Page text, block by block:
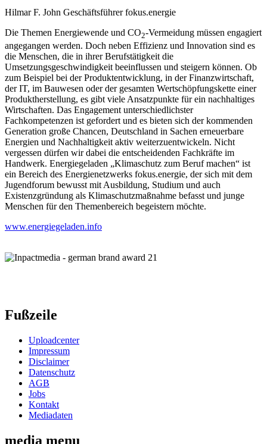
Hilmar F. John Geschäftsführer fokus.energie
Die Themen Energiewende und CO2-Vermeidung müssen engagiert
angegangen werden. Doch neben Effizienz und Innovation sind es
die Menschen, die in ihrer Berufstätigkeit die
Umsetzungsgeschwindigkeit beeinflussen und steigern können. Ob
zum Beispiel bei der Produktentwicklung, in der Finanzwirtschaft,
der IT, im Bauwesen oder der gesamten Wertschöpfungskette einer
Produktherstellung, es gibt viele Ansatzpunkte für ein nachhaltiges
Wirtschaften. Das Engagement unterschiedlichster
Fachkompetenzen ist gefordert und es bieten sich der kommenden
Generation große Chancen, Deutschland in Sachen erneuerbare
Energien und Nachhaltigkeit aktiv weiterzuentwickeln. Nicht
vergessen dürfen wir dabei die entscheidenden Fachkräfte im
Handwerk. Energiegeladen „Klimaschutz zum Beruf machen“ ist
ein Bereich des Energienetzwerks fokus.energie, der sich mit dem
Jugendforum bewusst mit Ausbildung, Studium und auch
Existenzgründung als Klimaschutzmaßnahme befasst und junge
Menschen für den Themenbereich begeistern möchte.
www.energiegeladen.info
Fußzeile
Uploadcenter
Impressum
Disclaimer
Datenschutz
AGB
Jobs
Kontakt
Mediadaten
media menu